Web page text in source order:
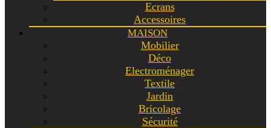
Ecrans
Accessoires
MAISON
Mobilier
Déco
Electroménager
Textile
Jardin
Bricolage
Sécurité